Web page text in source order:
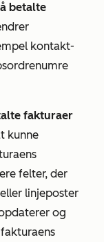
betalte
kontakt-
fakturaer
kunne
felter, der
linjeposter
og